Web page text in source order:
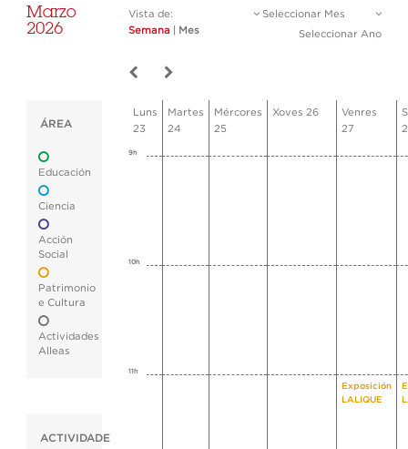
Marzo
2026
Vista de:
Semana
Mes
Seleccionar Mes
Seleccionar Ano
ÁREA
Educación
Ciencia
Acción
Social
Patrimonio
e Cultura
Actividades
Alleas
ACTIVIDADE
Luns
23
Martes
24
Mércores
25
Xoves 26
Venres
27
9h
10h
11h
Exposición
LALIQUE